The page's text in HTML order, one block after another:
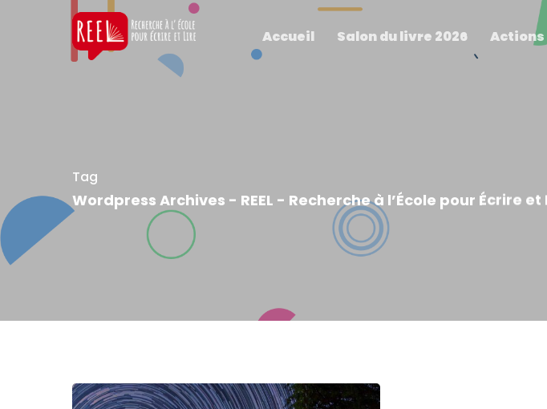
Accueil Salon du livre 2026 Actions
Tag
Wordpress Archives - REEL - Recherche à l’École pour Écrire et